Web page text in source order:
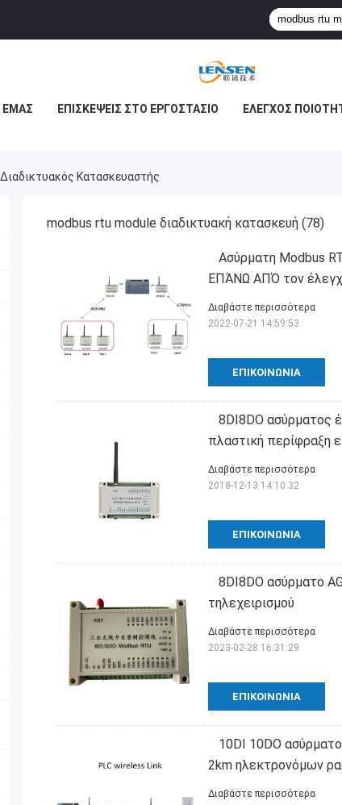
ΕΜΆΣ ΕΠΙΣΚΈΨΕΙΣ ΣΤΟ ΕΡΓΟΣΤΆΣΙΟ ΈΛΕΓΧΟΣ
Κατασκευαστής
modbus rtu module διαδικτυακή κατασκευή (78)
Ασύρματη Modbus
ΕΠΆΝΩ ΑΠΌ τον
ΕΠΙΚΟΙΝΩΝΊΑ
Διαβάστε περισσότερα
2022-07-21 14:59:53
8DI8DO ασύρματος
πλαστική περίφραξη
ΕΠΙΚΟΙΝΩΝΊΑ
Διαβάστε περισσότερα
2018-12-13 14:10:32
8DI8DO ασύρματο
τηλεχειρισμού
ΕΠΙΚΟΙΝΩΝΊΑ
Διαβάστε περισσότερα
2023-02-28 16:31:29
10DI 10DO
2km ηλεκτρονόμων
Διαβάστε περισσότερα